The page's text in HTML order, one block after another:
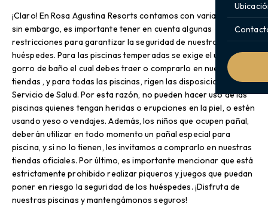
¡Claro! En Rosa Agustina Resorts contamos con varias piscinas,
sin embargo, es importante tener en cuenta algunas
restricciones para garantizar la seguridad de nuestros
huéspedes. Para las piscinas temperadas se exige el uso de
gorro de baño el cual debes traer o comprarlo en nuestras
tiendas , y para todas las piscinas, rigen las disposiciones del
Servicio de Salud. Por esta razón, no pueden hacer uso de las
piscinas quienes tengan heridas o erupciones en la piel, o estén
usando yeso o vendajes. Además, los niños que ocupen pañal,
deberán utilizar en todo momento un pañal especial para
piscina, y si no lo tienen, les invitamos a comprarlo en nuestras
tiendas oficiales. Por último, es importante mencionar que está
estrictamente prohibido realizar piqueros y juegos que puedan
poner en riesgo la seguridad de los huéspedes. ¡Disfruta de
nuestras piscinas y mantengámonos seguros!